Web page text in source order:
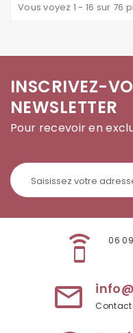
Vous voyez 1 - 16 sur 76
INSCRIVEZ-
NEWSLETTER
Pour recevoir en
speaker_phone 06 09
mail_outline